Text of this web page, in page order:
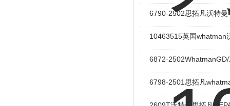
6790-2502思拓凡沃特
10463515英国whatman
6872-
6798-2501思拓凡